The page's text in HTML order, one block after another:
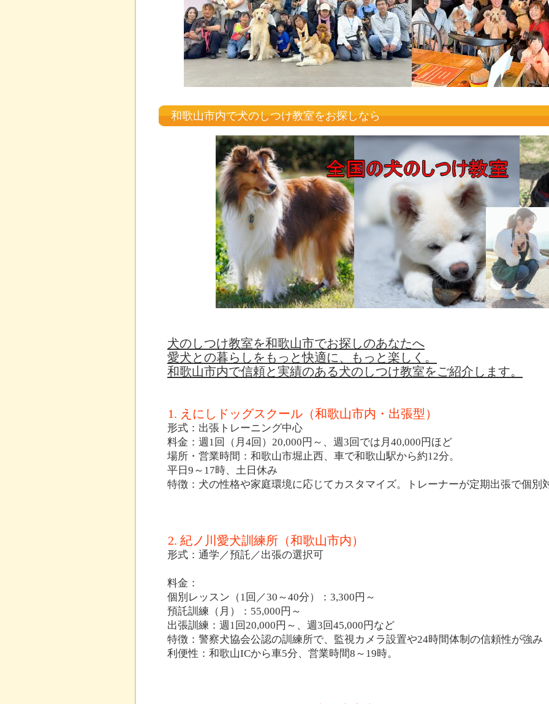
和歌山市内で犬のしつけ教室をお探しなら
犬のしつけ教室を和歌山市でお探しのあなたへ
愛犬との暮らしをもっと快適に、もっと楽しく。
和歌山市内で信頼と実績のある犬のしつけ教室をご紹介します。
1. えにしドッグスクール（和歌山市内・出張型）
形式：出張トレーニング中心
料金：週1回（月4回）20,000円～、週3回では月40,000円ほど
場所・営業時間：和歌山市堀止西、車で和歌山駅から約12分。
平日9～17時、土日休み
特徴：犬の性格や家庭環境に応じてカスタマイズ。トレーナーが定期出張で個別
2. 紀ノ川愛犬訓練所（和歌山市内）
形式：通学／預託／出張の選択可
料金：
個別レッスン（1回／30～40分）：3,300円～
預託訓練（月）：55,000円～
出張訓練：週1回20,000円～、週3回45,000円など
特徴：警察犬協会公認の訓練所で、監視カメラ設置や24時間体制の信頼性が強み
利便性：和歌山ICから車5分、営業時間8～19時。